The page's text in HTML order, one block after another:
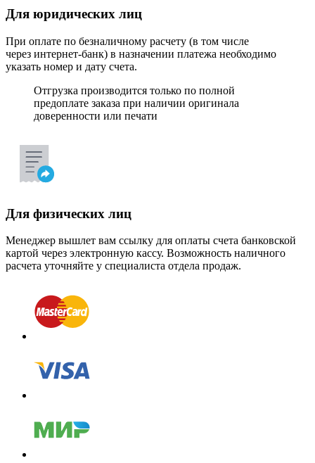
Для юридических лиц
При оплате по безналичному расчету (в том числе
через интернет-банк) в назначении платежа необходимо
указать номер и дату счета.
Отгрузка производится только по полной
предоплате заказа при наличии оригинала
доверенности или печати
Для физических лиц
Менеджер вышлет вам ссылку для оплаты счета банковской
картой через электронную кассу. Возможность наличного
расчета уточняйте у специалиста отдела продаж.